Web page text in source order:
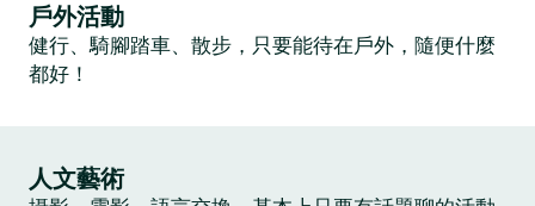
戶外活動
健行、騎腳踏車、散步，只要能待在戶外，隨便什麼
都好！
人文藝術